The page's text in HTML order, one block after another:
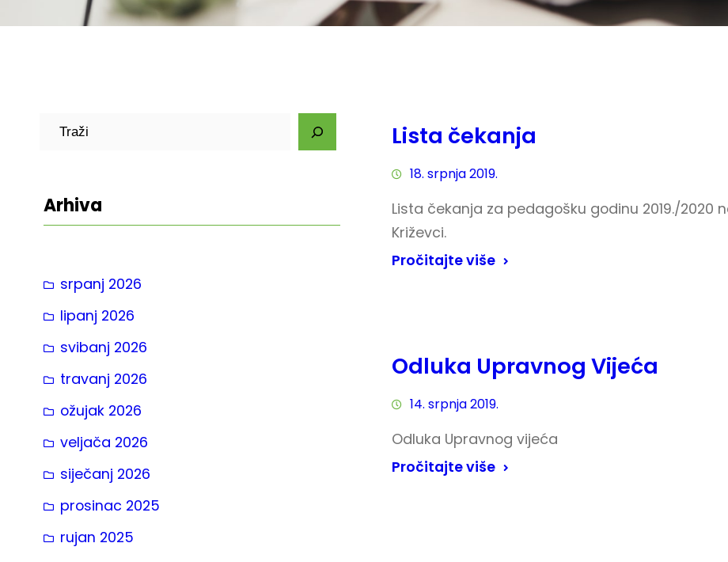
a
Arhiva
srpanj 2026
lipanj 2026
svibanj 2026
travanj 2026
ožujak 2026
veljača 2026
siječanj 2026
prosinac 2025
rujan 2025
Lista čekanja
18. srpnja 2019.
Lista čekanja za pedagošku godinu 2019./2020
Križevci.
Pročitajte više
Odluka Upravnog Vijeća
14. srpnja 2019.
Odluka Upravnog vijeća
Pročitajte više